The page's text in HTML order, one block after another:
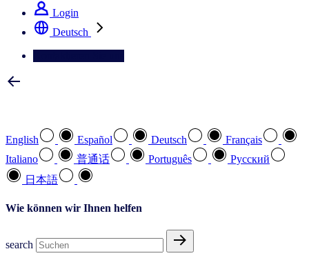
Login
Deutsch
English Español Deutsch
Français
Italiano
普通话 Português
Pусский
日本語
Wie können wir Ihnen helfen
search